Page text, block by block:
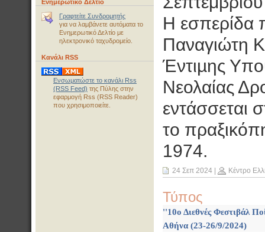
Ενημερωτικό Δελτίο
Γραφτείτε Συνδρομητής
για να λαμβάνετε αυτόματα το
Ενημερωτικό Δελτίο με
ηλεκτρονικό ταχυδρομείο.
Κανάλι RSS
Ενσωματώστε το κανάλι Rss
(RSS Feed) της Πύλης στην
εφαρμογή Rss (RSS Reader)
που χρησιμοποιείτε.
Η εσπερίδα
Παναγιώτη
Έντιµης
Νεολαίας
εντάσσεται
το
1974.
24 Σεπ 2024 Κέντρο
Τύπος
''10ο Διεθνές Φεστιβάλ
Αθήνα (23-26/9/2024)